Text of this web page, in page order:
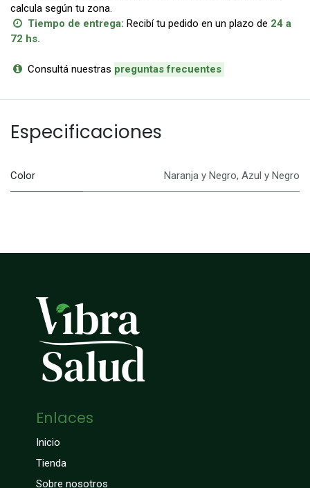
calcula según tu zona.
Tiempo de entrega: Recibí tu pedido en un plazo de 24 a
72 hs.
Consultá nuestras preguntas frecuentes
Especificaciones
Color Naranja y Negro, Azul y Negro
Enlaces
Inicio
Tienda
Sobre nosotros